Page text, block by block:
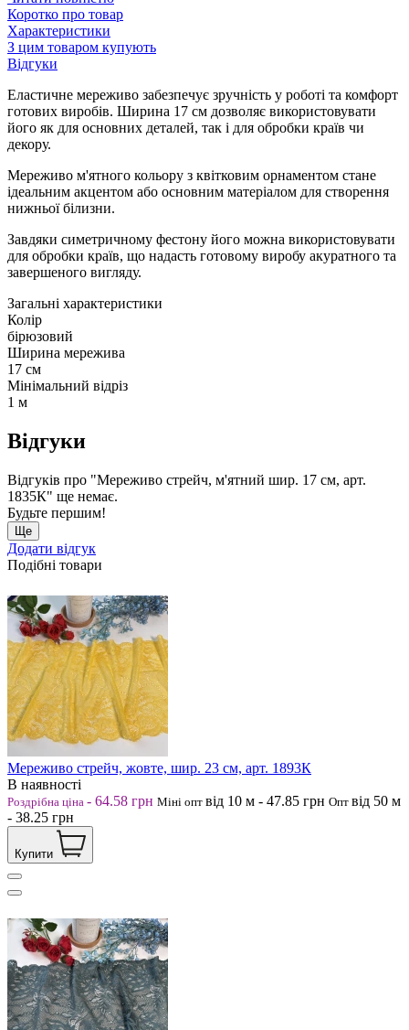
Коротко про товар
Характеристики
З цим товаром купують
Відгуки
Еластичне мереживо забезпечує зручність у роботі та комфорт
готових виробів. Ширина 17 см дозволяє використовувати
його як для основних деталей, так і для обробки країв чи
декору.
Мереживо м'ятного кольору з квітковим орнаментом стане
ідеальним акцентом або основним матеріалом для створення
нижньої білизни.
Завдяки симетричному фестону його можна використовувати
для обробки країв, що надасть готовому виробу акуратного та
завершеного вигляду.
Загальні характеристики
Колір
бірюзовий
Ширина мережива
17 см
Мінімальний відріз
1 м
Відгуки
Відгуків про "Мереживо стрейч, м'ятний шир. 17 см, арт.
1835К" ще немає.
Будьте першим!
Ще
Додати відгук
Подібні товари
Мереживо стрейч, жовте, шир. 23 см, арт. 1893К
В наявності
Роздрібна ціна - 64.58 грн Міні опт від 10 м - 47.85 грн Опт від 50 м
- 38.25 грн
Купити